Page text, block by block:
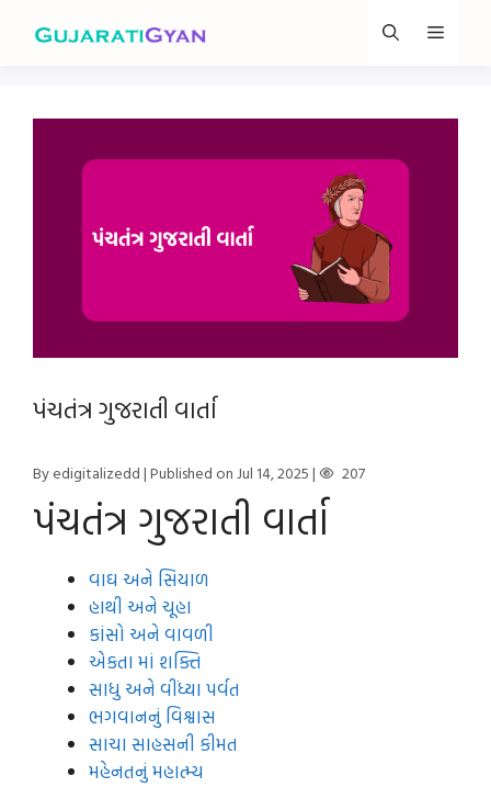
Menu
પંચતંત્ર ગુજરાતી વાર્તા
By edigitalizedd| Published on Jul 14, 2025| 207
પંચતંત્ર ગુજરાતી વાર્તા
વાઘ અને સિયાળ
હાથી અને ચૂહા
કાંસો અને વાવળી
એકતા માં શક્તિ
સાધુ અને વીંધ્યા પર્વત
ભગવાનનું વિશ્વાસ
સાચા સાહસની કીમત
મહેનતનું મહાત્મ્ય